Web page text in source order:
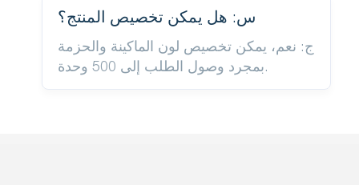
س: هل يمكن تخصيص المنتج؟
ج: نعم، يمكن تخصيص لون الماكينة والحزمة
بمجرد وصول الطلب إلى 500 وحدة.